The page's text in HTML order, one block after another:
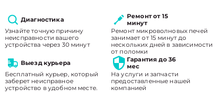
Диагностика
Узнайте точную причину
неисправности вашего
устройства через 30 минут
Ремонт от 15
минут
Ремонт микроволновых печей
занимает от 15 минут до
нескольких дней в зависимости
от поломки
Выезд курьера
Бесплатный курьер, который
заберет неисправное
устройство в удобном месте.
Гарантия до 36
мес
На услуги и запчасти
предоставленные нашей
компанией